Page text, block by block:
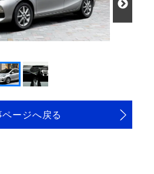
ージへ戻る